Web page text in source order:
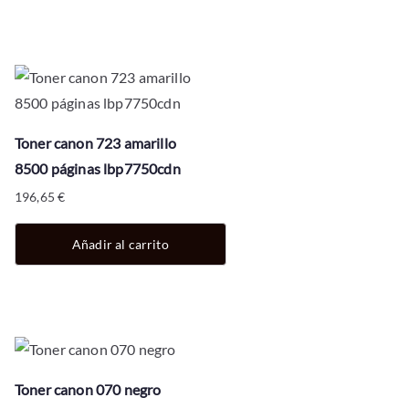
Toner canon 723 amarillo
8500 páginas lbp7750cdn
196,65€
Añadir al carrito
Toner canon 070 negro